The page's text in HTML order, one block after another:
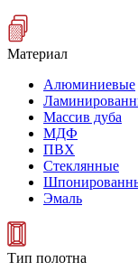
Материал
Алюминиевые
Массив дуба
МДФ
ПВХ
Стеклянные
Эмаль
Тип полотна